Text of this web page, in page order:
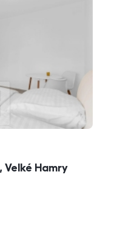
Velké Hamry